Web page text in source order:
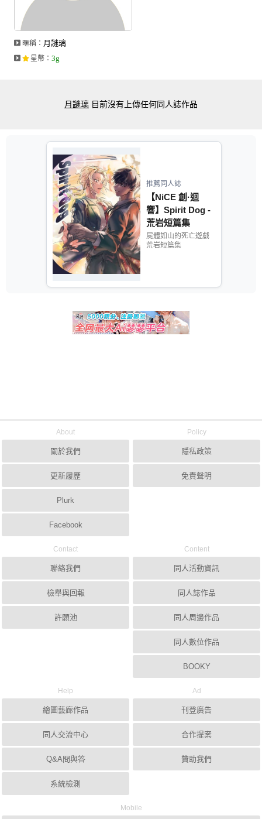
暱稱： 月謎璃
星幣 ：3g
月謎璃 目前沒有上傳任何同人誌作品
推薦同人誌
【NiCE 創·迴
響】Spirit Dog -
荒岩短篇集
屍體如山的死亡遊戲
荒岩短篇集
About
關於我們
更新履歷
Plurk
Facebook
Policy
隱私政策
免責聲明
Contact
聯絡我們
檢舉與回報
許願池
Content
同人活動資訊
同人誌作品
同人周邊作品
同人數位作品
BOOKY
Help
繪圖藝廊作品
同人交流中心
Q&A問與答
系統檢測
Ad
刊登廣告
合作提案
贊助我們
Mobile